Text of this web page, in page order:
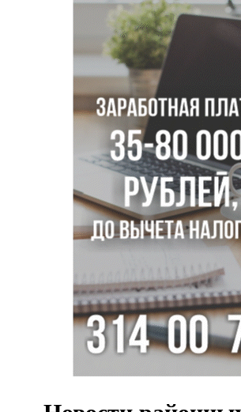
Знаменитый орангутан Бату отметил
новосибирском зоопарке
Новосибирские хирурги спасли сердце
с донорским клапаном
Более тысячи новосибирцев открыли
физкультурника на набережной